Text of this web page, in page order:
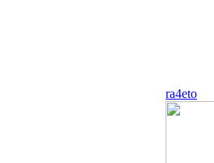
ra4eto